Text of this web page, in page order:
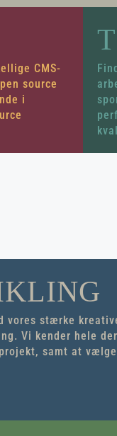
CMS-
source
i
vores stærke
Vi kender hele
samt at